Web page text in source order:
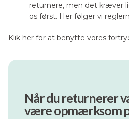
returnere, men det kræver
os først. Her følger vi
Klik her for at benytte vores
Når du returnerer
være opmærksom